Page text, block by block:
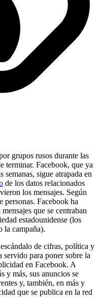
grupos rusos durante las
terminar. Facebook, que ya
semanas, sigue atrapada en
de los datos relacionados
los mensajes. Según
personas. Facebook ha
que se centraban
estadounidense (los
la campaña).
de cifras, política y
servido para poner sobre la
en Facebook. A
y más, sus anuncios se
y, también, en más y
que se publica en la red